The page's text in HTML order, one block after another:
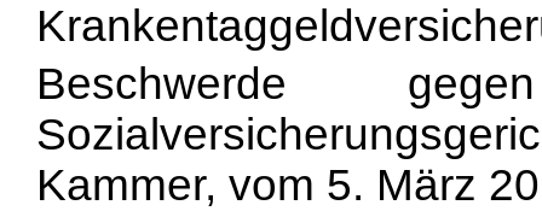
Beschwerde
Kammer, vom 5. März